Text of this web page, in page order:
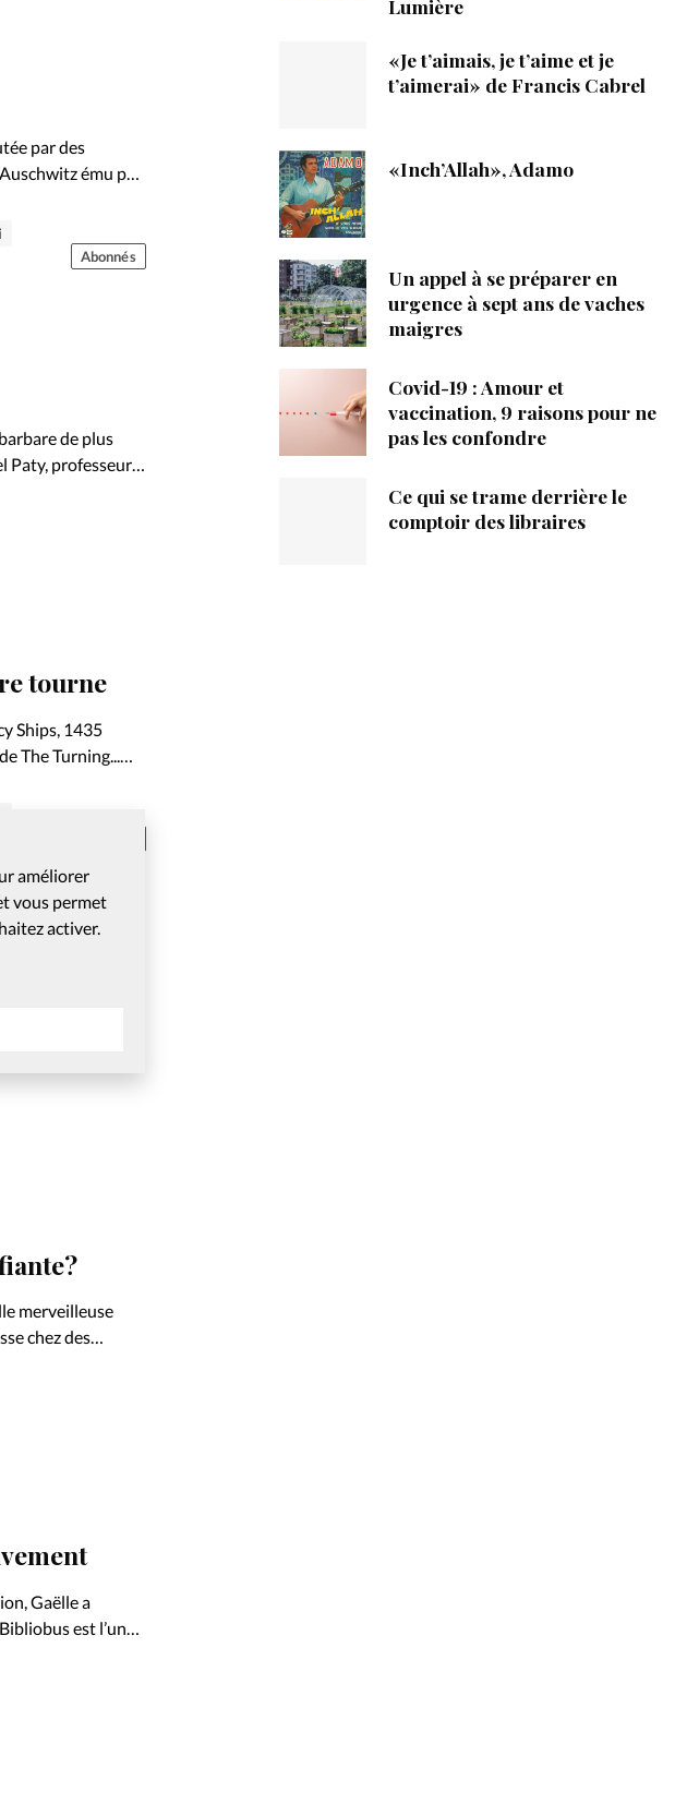
améliorer
vous permet
activer.
par des
ému par
chant chrétien.
Abonnés
de plus
Paty, professeur
tourne
Ships, 1435
The Turning...
face à la
merveilleuse
chez des
durable est-
Gaëlle a
est l’un
Lumière
«Je t’aimais, je t’aime et je
t’aimerai» de Francis Cabrel
«Inch’Allah», Adamo
Un appel à se préparer en
urgence à sept ans de vaches
maigres
Covid-19 : Amour et
vaccination, 9 raisons pour ne
pas les confondre
Ce qui se trame derrière le
comptoir des libraires